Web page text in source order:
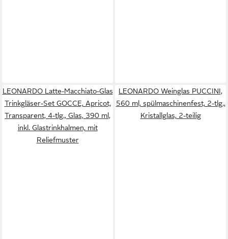
LEONARDO Latte-Macchiato-Glas
Trinkgläser-Set GOCCE, Apricot,
Transparent, 4-tlg., Glas, 390 ml,
inkl. Glastrinkhalmen, mit
Reliefmuster
LEONARDO Weinglas PUCCINI,
560 ml, spülmaschinenfest, 2-tlg.,
Kristallglas, 2-teilig